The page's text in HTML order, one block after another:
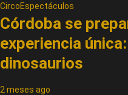
CircoEspectáculos
Córdoba se
experiencia
dinosaurios
2 meses ago